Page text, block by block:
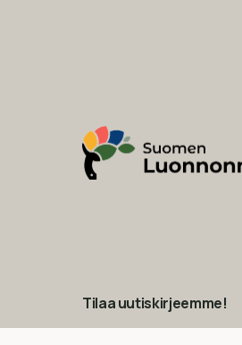
Tilaa uutiskirjeemme!
Suomen Luonnonmaalien